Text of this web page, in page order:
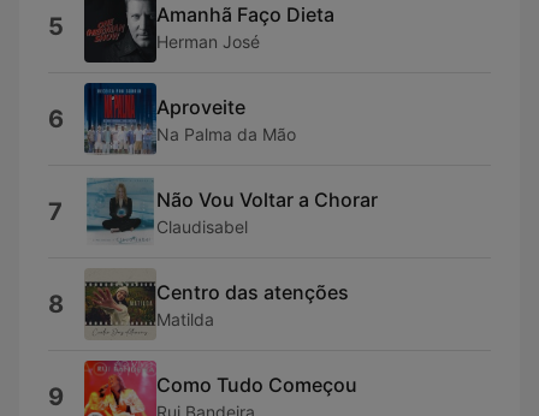
5 Amanhã Faço Dieta
Herman José
6 Aproveite
Na Palma da Mão
7 Não Vou Voltar a Chorar
Claudisabel
8 Centro das atenções
Matilda
9 Como Tudo Começou
Rui Bandeira